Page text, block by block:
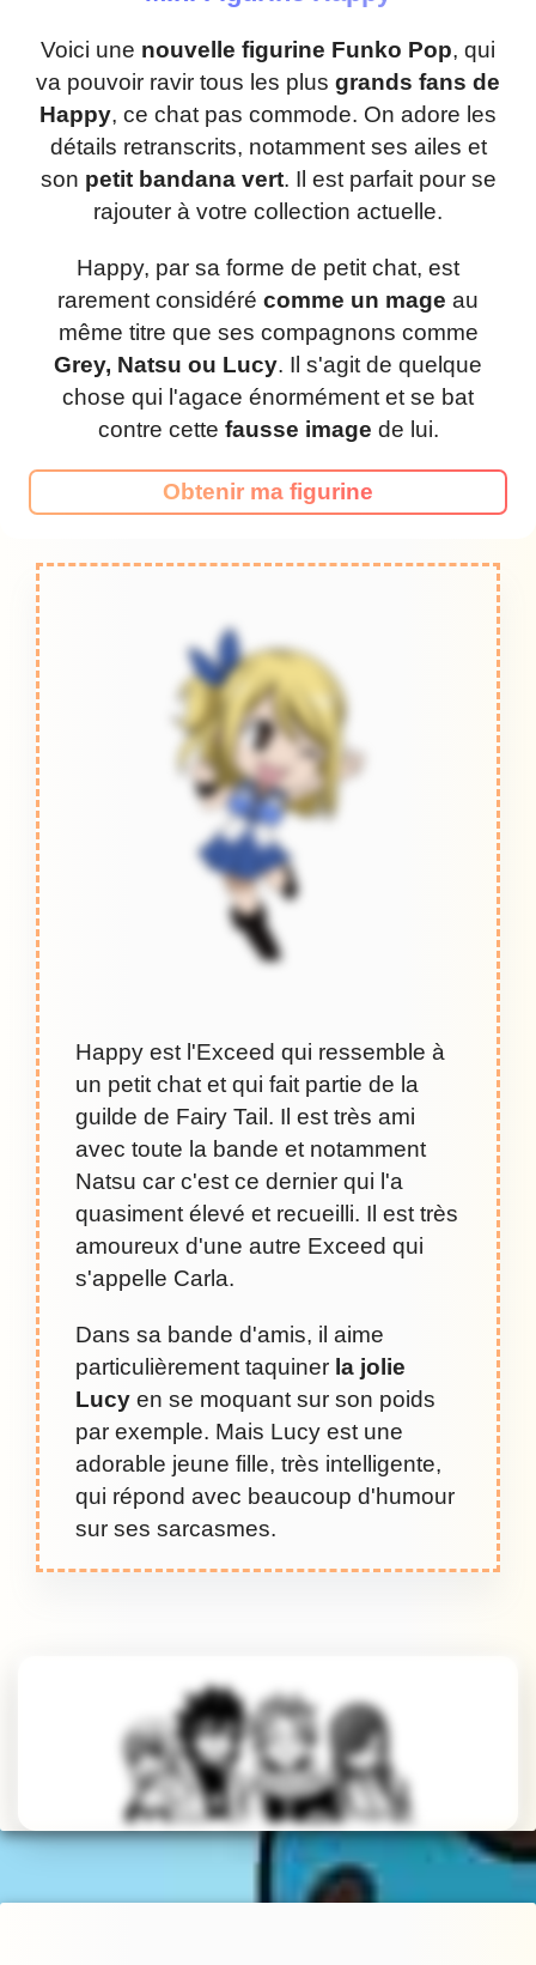
Voici une nouvelle figurine Funko Pop, qui
va pouvoir ravir tous les plus grands fans de
Happy, ce chat pas commode. On adore les
détails retranscrits, notamment ses ailes et
son petit bandana vert. Il est parfait pour se
rajouter à votre collection actuelle.
Happy, par sa forme de petit chat, est
rarement considéré comme un mage au
même titre que ses compagnons comme
Grey, Natsu ou Lucy. Il s'agit de quelque
chose qui l'agace énormément et se bat
contre cette fausse image de lui.
Obtenir ma figurine
Happy est l'Exceed qui ressemble à
un petit chat et qui fait partie de la
guilde de Fairy Tail. Il est très ami
avec toute la bande et notamment
Natsu car c'est ce dernier qui l'a
quasiment élevé et recueilli. Il est très
amoureux d'une autre Exceed qui
s'appelle Carla.
Dans sa bande d'amis, il aime
particulièrement taquiner la jolie
Lucy en se moquant sur son poids
par exemple. Mais Lucy est une
adorable jeune fille, très intelligente,
qui répond avec beaucoup d'humour
sur ses sarcasmes.